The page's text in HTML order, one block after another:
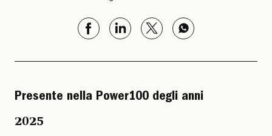
Presente nella Power100 degli anni
2025